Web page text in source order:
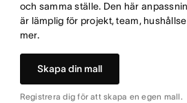
och samma ställe. Den här
är lämplig för projekt, team,
mer.
Skapa din mall
Registrera dig för att skapa en egen mall.